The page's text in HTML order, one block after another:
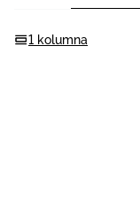
1 kolumna